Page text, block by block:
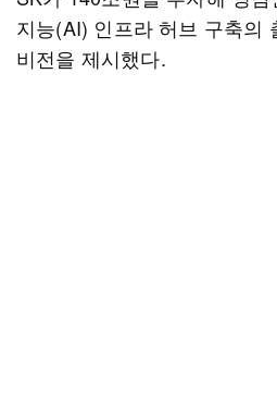
지능(AI) 인프라 허브 구축의
비전을 제시했다.